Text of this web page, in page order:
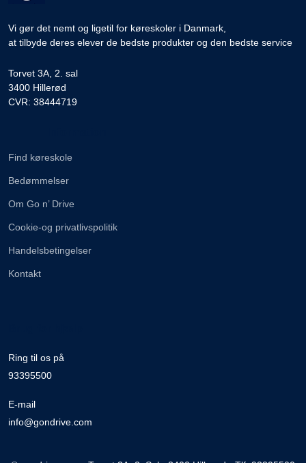
Vi gør det nemt og ligetil for køreskoler i Danmark,
at tilbyde deres elever de bedste produkter og den bedste service
Torvet 3A, 2. sal
3400 Hillerød
CVR: 38444719
Find køreskole
Bedømmelser
Om Go n’ Drive
Cookie-og privatlivspolitik
Handelsbetingelser
Kontakt
Ring til os på
93395500
E-mail
info@gondrive.com